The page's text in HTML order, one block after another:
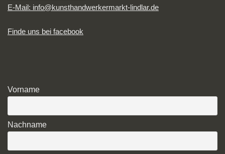
E‑Mail: info@kunsthandwerkermarkt-lindlar.de
Finde uns bei facebook
Vorname
Nachname